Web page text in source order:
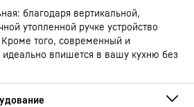
благодаря вертикальной,
утопленной ручке устройство
того, современный и
идеально впишется в вашу кухню без